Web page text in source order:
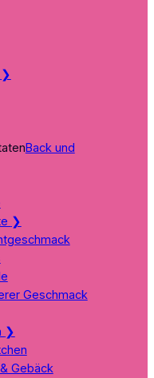
❯
Back und
❯
Geschmack
❯
Gebäck